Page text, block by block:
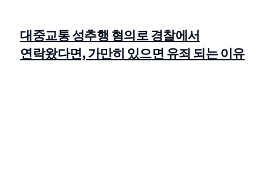
대중교통 성추행 혐의로 경찰에서
연락왔다면, 가만히 있으면 유죄 되는 이유